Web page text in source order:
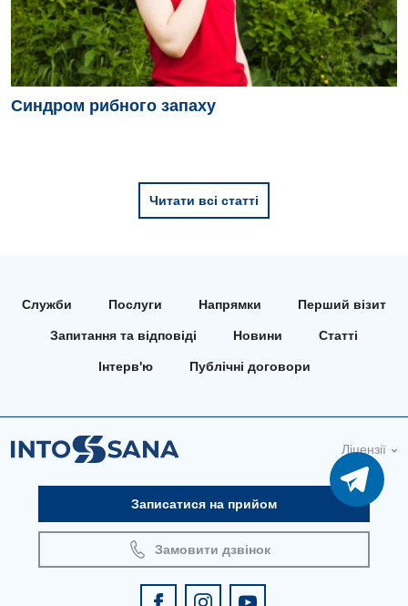
Синдром рибного запаху
Читати всі статті
Служби Послуги Напрямки Перший візит
Запитання та відповіді Новини Статті
Інтерв'ю Публічні договори
Ліцензії
Записатися на прийом
Замовити дзвінок